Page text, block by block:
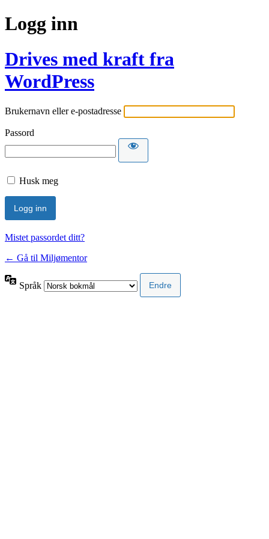
Logg inn
Drives med kraft fra
WordPress
Brukernavn eller e-postadresse
Passord
Husk meg
Mistet passordet ditt?
← Gå til Miljømentor
Språk